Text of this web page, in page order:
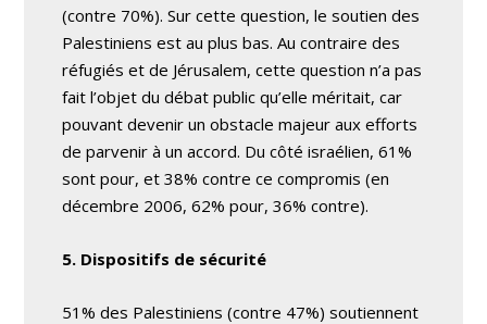
(contre 70%). Sur cette question, le soutien des
Palestiniens est au plus bas. Au contraire des
réfugiés et de Jérusalem, cette question n’a pas
fait l’objet du débat public qu’elle méritait, car
pouvant devenir un obstacle majeur aux efforts
de parvenir à un accord. Du côté israélien, 61%
sont pour, et 38% contre ce compromis (en
décembre 2006, 62% pour, 36% contre).
5. Dispositifs de sécurité
51% des Palestiniens (contre 47%) soutiennent